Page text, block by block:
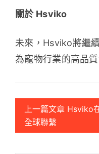
關於 Hsviko
未來，Hsviko將繼
為寵物行業的高品
上一篇文章 Hsviko
全球聯繫